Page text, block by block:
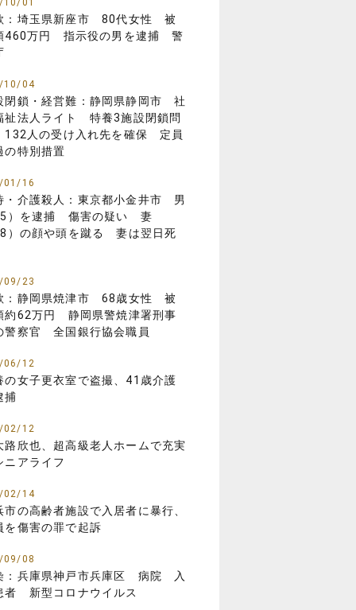
10/01
：埼玉県新座市 80代女性 被
460万円 指示役の男を逮捕 警
10/04
閉鎖・経営難：静岡県静岡市 社
祉法人ライト 特養3施設閉鎖問
人の受け入れ先を確保 定員
の特別措置
01/16
・介護殺人：東京都小金井市 男
）を逮捕 傷害の疑い 妻
）の顔や頭を蹴る 妻は翌日死
09/23
：静岡県焼津市 68歳女性 被
約62万円 静岡県警焼津署刑事
警察官 全国銀行協会職員
06/12
の女子更衣室で盗撮、41歳介護
捕
02/12
路欣也、超高級老人ホームで充実
ニアライフ
02/14
市の高齢者施設で入居者に暴行、
を傷害の罪で起訴
09/08
：兵庫県神戸市兵庫区 病院 入
者 新型コロナウイルス